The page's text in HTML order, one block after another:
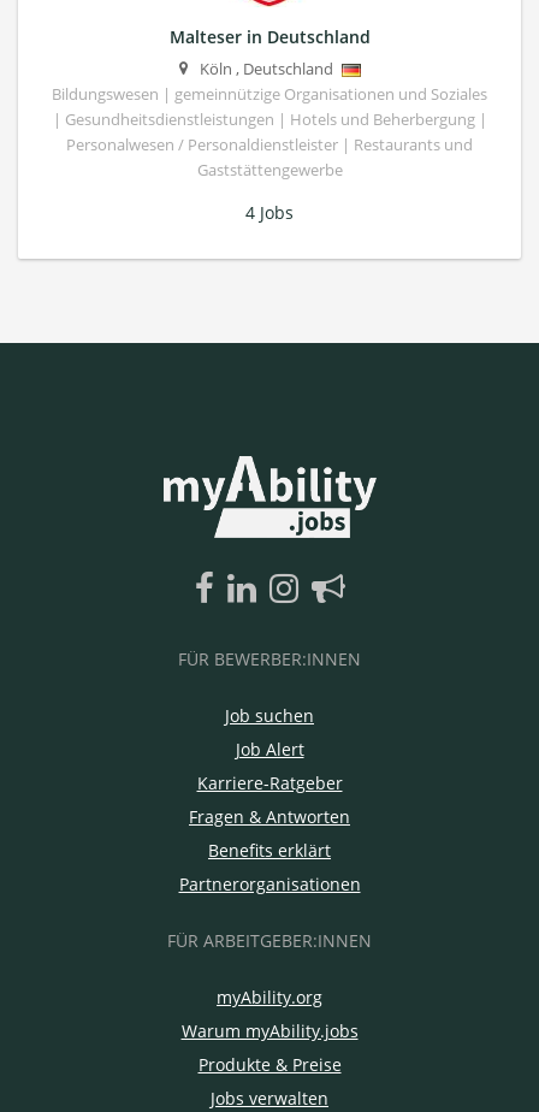
Malteser in Deutschland
Köln , Deutschland
Bildungswesen | gemeinnützige Organisationen und Soziales
| Gesundheitsdienstleistungen | Hotels und Beherbergung |
Personalwesen / Personaldienstleister | Restaurants und
Gaststättengewerbe
4 Jobs
FÜR BEWERBER:INNEN
Job suchen
Job Alert
Karriere-Ratgeber
Fragen & Antworten
Benefits erklärt
Partnerorganisationen
FÜR ARBEITGEBER:INNEN
myAbility.org
Warum myAbility.jobs
Produkte & Preise
Jobs verwalten